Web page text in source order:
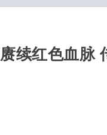
赓续红色血脉